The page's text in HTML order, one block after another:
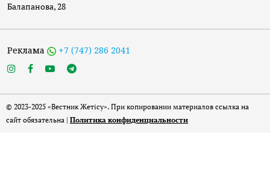
Балапанова, 28
Реклама +7 (747) 286 2041
© 2023-2025 «Вестник Жетісу». При копировании материалов ссылка на
сайт обязательна | Политика конфиденциальности